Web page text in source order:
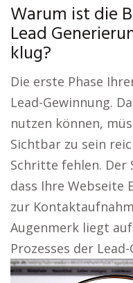
Warum ist die
Lead
klug?
Die erste Phase
Lead-Gewinnung.
nutzen können,
Sichtbar zu sein
Schritte fehlen. Der
dass Ihre Webseite
zur
Augenmerk liegt
Prozesses der